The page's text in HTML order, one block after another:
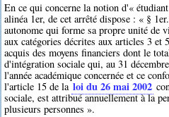
En ce qui concerne la notion d'«
alinéa 1er, de cet arrêté dispose : « §
autonome qui forme sa propre unité de
aux catégories décrites aux articles 3 et
acquis des moyens financiers dont le
d'intégration sociale qui, au 31
l'année académique concernée et ce
l'article 15 de la loi du 26 mai 2002
sociale, est attribué annuellement à la
plusieurs personnes ».